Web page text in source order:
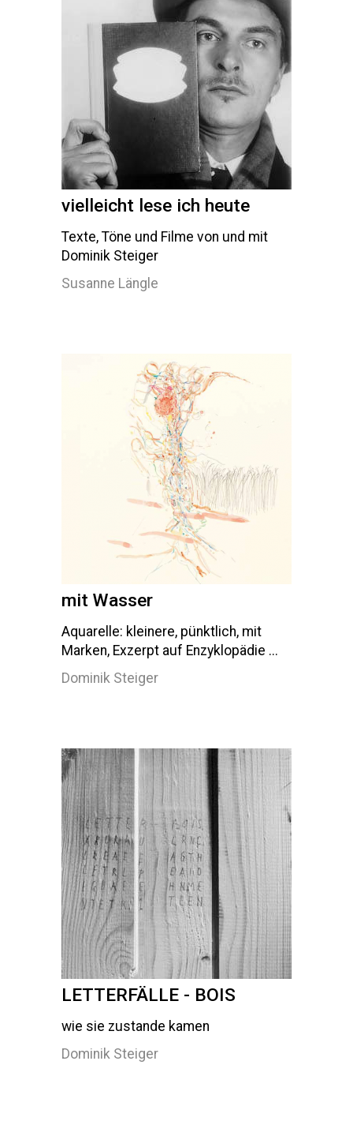
vielleicht lese ich heute
Texte, Töne und Filme von und mit
Dominik Steiger
Susanne Längle
mit Wasser
Aquarelle: kleinere, pünktlich, mit
Marken, Exzerpt auf Enzyklopädie ...
Dominik Steiger
LETTERFÄLLE - BOIS
wie sie zustande kamen
Dominik Steiger